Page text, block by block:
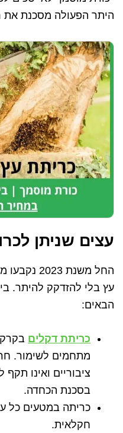
היתר הפעולה מסכנת את
עצים שניתן
החל משנת
עץ בלי להזדקק להיתר.
הבאים:
כריתת דקלים
מתחמים לשימור.
ציבוריים ואינו
בסכנת הכחדה.
כריתה במטעים כל
חקלאית.